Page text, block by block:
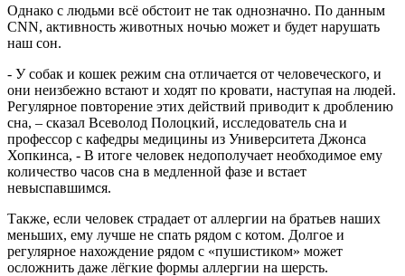
Однако с людьми всё обстоит не так однозначно. По данным
CNN, активность животных ночью может и будет нарушать
наш сон.
- У собак и кошек режим сна отличается от человеческого, и
они неизбежно встают и ходят по кровати, наступая на людей.
Регулярное повторение этих действий приводит к дроблению
сна, – сказал Всеволод Полоцкий, исследователь сна и
профессор с кафедры медицины из Университета Джонса
Хопкинса, - В итоге человек недополучает необходимое ему
количество часов сна в медленной фазе и встает
невыспавшимся.
Также, если человек страдает от аллергии на братьев наших
меньших, ему лучше не спать рядом с котом. Долгое и
регулярное нахождение рядом с «пушистиком» может
осложнить даже лёгкие формы аллергии на шерсть.